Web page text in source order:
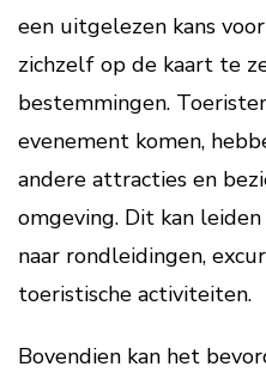
een uitgelezen kans
zichzelf op de kaart te
bestemmingen.
evenement komen,
andere attracties en
omgeving. Dit kan
naar rondleidingen,
toeristische activiteiten.
Bovendien kan het